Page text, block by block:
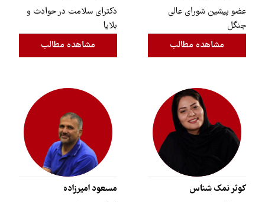
عضو پیشین شورای عالی
جنگل
مشاهده مطالب
دکترای سلامت در حوادث و
بلایا
مشاهده مطالب
کوثر نمک شناس
مسعود امیرزاده